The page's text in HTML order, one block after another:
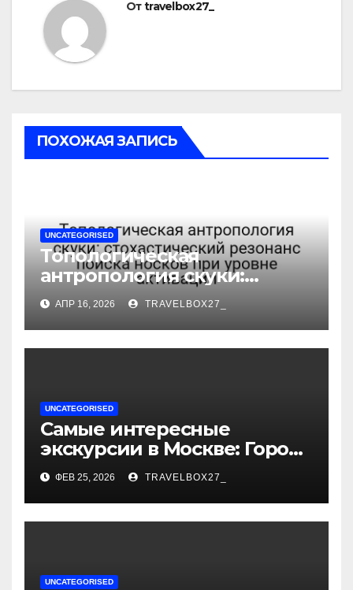
Отtravelbox27_
ПОХОЖАЯ ЗАПИСЬ
UNCATEGORISED
Топологическая
антропология скуки:
стохастический резонанс
поиска носков при уровне
активации
АПР 16, 2026 TRAVELBOX27_
UNCATEGORISED
Самые интересные
экскурсии в Москве: Город
как сцена для вашей
сказки
ФЕВ 25, 2026 TRAVELBOX27_
UNCATEGORISED